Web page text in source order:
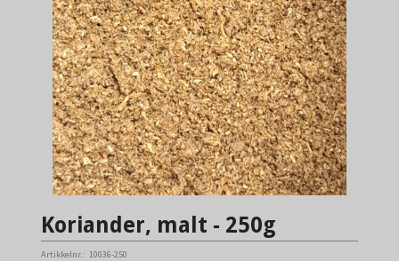
Koriander, malt - 250g
Artikkelnr.: 10036-250